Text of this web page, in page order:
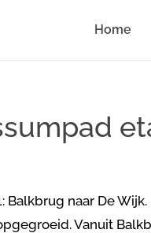
Home
Balkbrug naar De
Vanuit